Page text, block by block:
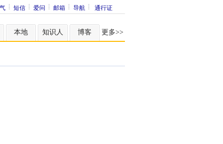
短信 爱问 邮箱 导航 通行证
本地 知识人 博客 更多>>